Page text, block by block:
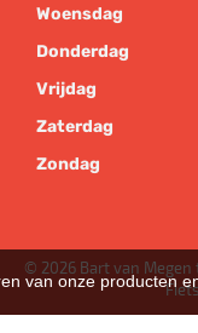
Woensdag
Donderdag
Vrijdag
Zaterdag
Zondag
© 2026 Bart van
van onze